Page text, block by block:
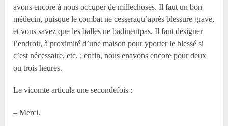
avons encore à nous occuper de millechoses. Il faut un bon
médecin, puisque le combat ne cesseraqu’après blessure grave,
et vous savez que les balles ne badinentpas. Il faut désigner
l’endroit, à proximité d’une maison pour yporter le blessé si
c’est nécessaire, etc. ; enfin, nous enavons encore pour deux
ou trois heures.
Le vicomte articula une secondefois :
– Merci.